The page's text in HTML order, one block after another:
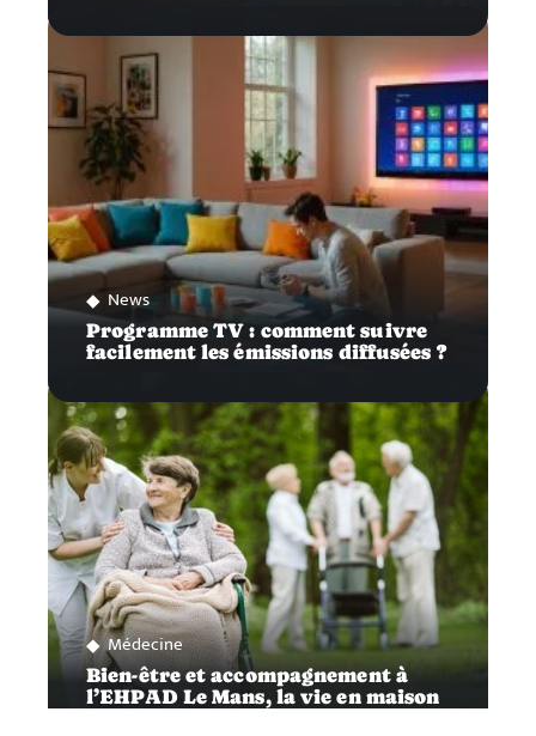
News
Programme TV : comment suivre
facilement les émissions diffusées ?
Médecine
Bien-être et accompagnement à
l’EHPAD Le Mans, la vie en maison